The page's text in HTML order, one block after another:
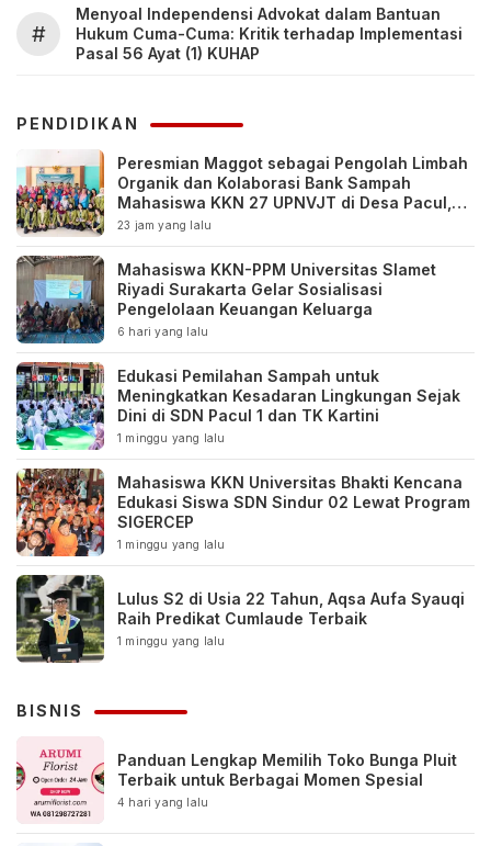
#
Menyoal Independensi Advokat dalam Bantuan
Hukum Cuma-Cuma: Kritik terhadap Implementasi
Pasal 56 Ayat (1) KUHAP
PENDIDIKAN
Peresmian Maggot sebagai Pengolah Limbah
Organik dan Kolaborasi Bank Sampah
Mahasiswa KKN 27 UPNVJT di Desa Pacul,
Bojonegoro
23 jam yang lalu
Mahasiswa KKN-PPM Universitas Slamet
Riyadi Surakarta Gelar Sosialisasi
Pengelolaan Keuangan Keluarga
6 hari yang lalu
Edukasi Pemilahan Sampah untuk
Meningkatkan Kesadaran Lingkungan Sejak
Dini di SDN Pacul 1 dan TK Kartini
1 minggu yang lalu
Mahasiswa KKN Universitas Bhakti Kencana
Edukasi Siswa SDN Sindur 02 Lewat Program
SIGERCEP
1 minggu yang lalu
Lulus S2 di Usia 22 Tahun, Aqsa Aufa Syauqi
Raih Predikat Cumlaude Terbaik
1 minggu yang lalu
BISNIS
Panduan Lengkap Memilih Toko Bunga Pluit
Terbaik untuk Berbagai Momen Spesial
4 hari yang lalu